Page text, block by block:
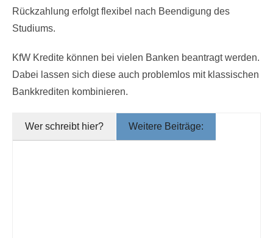
Rückzahlung erfolgt flexibel nach Beendigung des
Studiums.
KfW Kredite können bei vielen Banken beantragt werden.
Dabei lassen sich diese auch problemlos mit klassischen
Bankkrediten kombinieren.
Wer schreibt hier? Weitere Beiträge: